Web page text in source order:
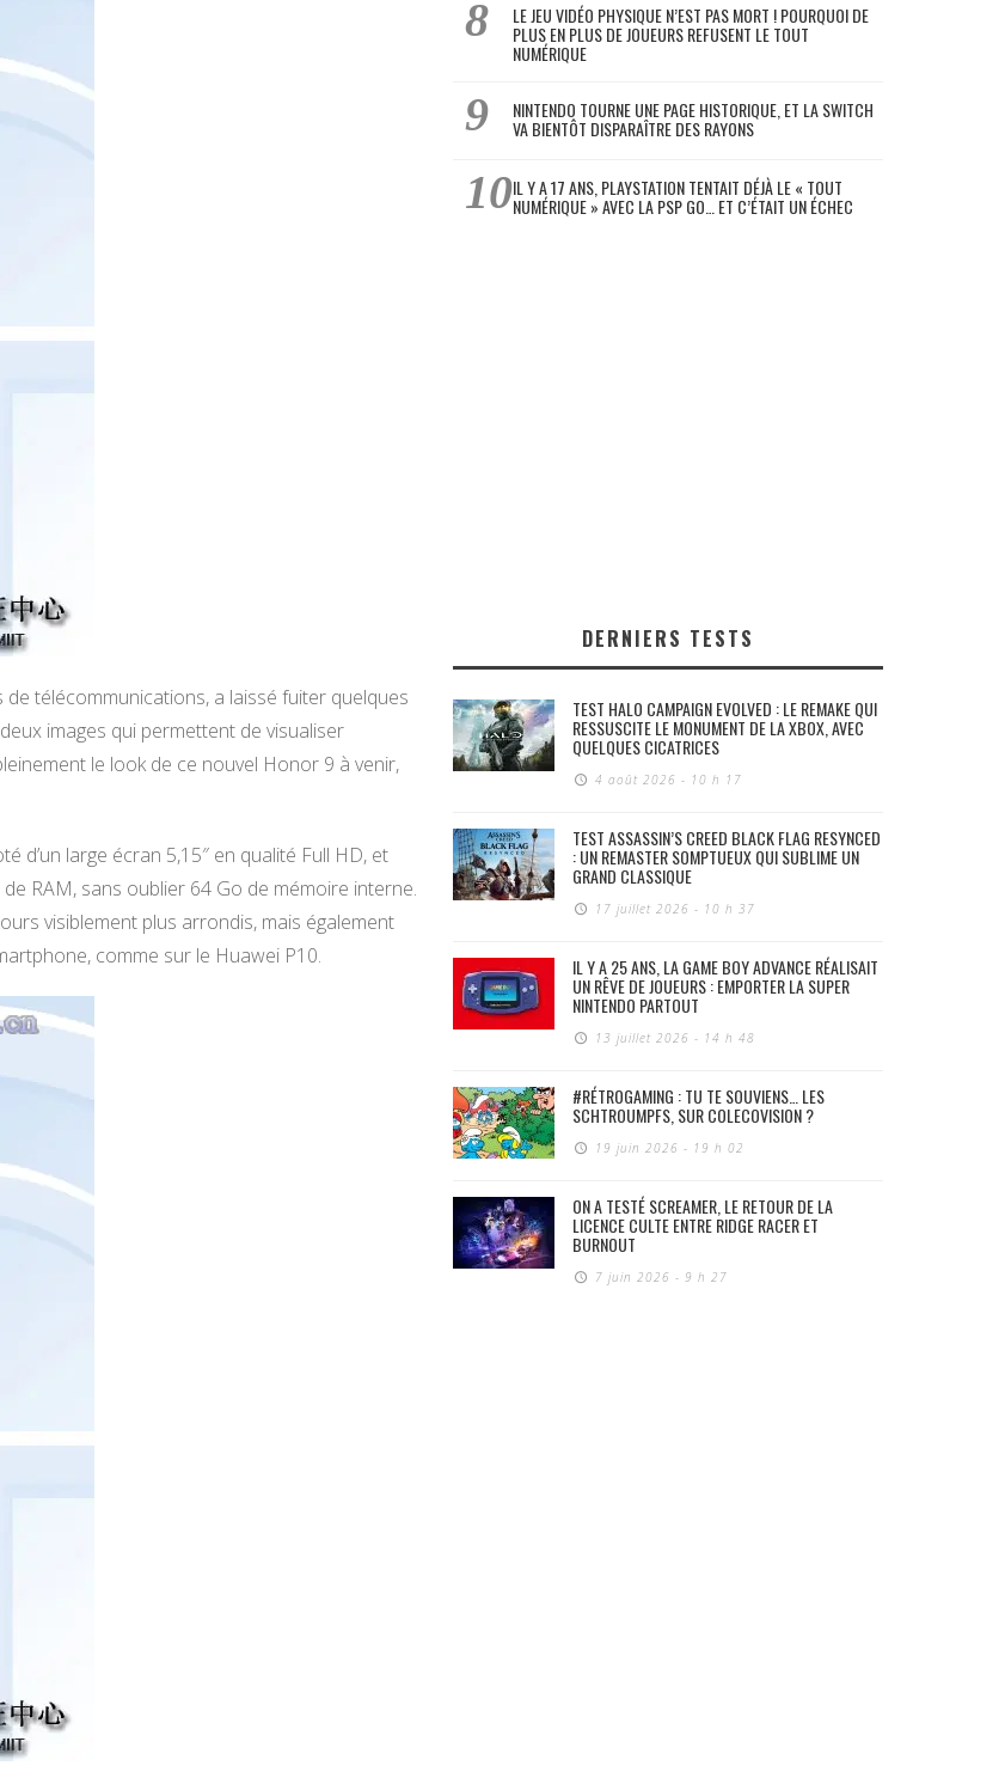
télécommunications, a laissé fuiter quelques
images qui permettent de visualiser
le look de ce nouvel Honor 9 à venir,
d’un large écran 5,15″ en qualité Full HD, et
RAM, sans oublier 64 Go de mémoire interne.
visiblement plus arrondis, mais également
comme sur le Huawei P10.
LE JEU VIDÉO PHYSIQUE N’EST PAS MORT ! POURQUOI DE
PLUS EN PLUS DE JOUEURS REFUSENT LE TOUT
NUMÉRIQUE
NINTENDO TOURNE UNE PAGE HISTORIQUE, ET LA SWITCH
VA BIENTÔT DISPARAÎTRE DES RAYONS
IL Y A 17 ANS, PLAYSTATION TENTAIT DÉJÀ LE « TOUT
NUMÉRIQUE » AVEC LA PSP GO… ET C’ÉTAIT UN ÉCHEC
DERNIERS TESTS
TEST HALO CAMPAIGN EVOLVED : LE REMAKE QUI
RESSUSCITE LE MONUMENT DE LA XBOX, AVEC
QUELQUES CICATRICES
4 août 2026 - 10 h 17
TEST ASSASSIN’S CREED BLACK FLAG RESYNCED
: UN REMASTER SOMPTUEUX QUI SUBLIME UN
GRAND CLASSIQUE
17 juillet 2026 - 10 h 37
IL Y A 25 ANS, LA GAME BOY ADVANCE RÉALISAIT
UN RÊVE DE JOUEURS : EMPORTER LA SUPER
NINTENDO PARTOUT
13 juillet 2026 - 14 h 48
#RÉTROGAMING : TU TE SOUVIENS… LES
SCHTROUMPFS, SUR COLECOVISION ?
19 juin 2026 - 19 h 02
ON A TESTÉ SCREAMER, LE RETOUR DE LA
LICENCE CULTE ENTRE RIDGE RACER ET
BURNOUT
7 juin 2026 - 9 h 27